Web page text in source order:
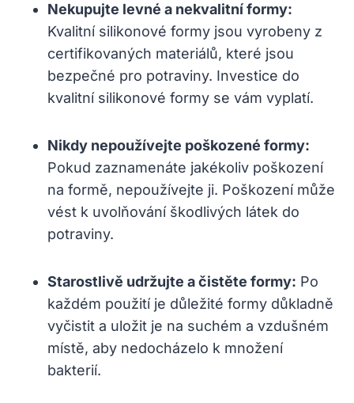
Nekupujte levné a nekvalitní formy:
Kvalitní silikonové formy jsou vyrobeny z
certifikovaných materiálů, které jsou
bezpečné pro potraviny. Investice do
kvalitní silikonové formy se vám vyplatí.
Nikdy nepoužívejte poškozené formy:
Pokud zaznamenáte jakékoliv poškození
na formě, nepoužívejte ji. Poškození může
vést k uvolňování škodlivých látek do
potraviny.
Starostlivě udržujte a čistěte formy: Po
každém použití je důležité formy důkladně
vyčistit a uložit je na suchém a vzdušném
místě, aby nedocházelo k množení
bakterií.